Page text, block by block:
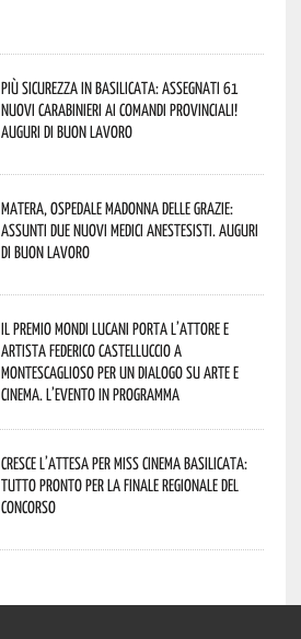
Più sicurezza in Basilicata: assegnati 61
nuovi Carabinieri ai Comandi provinciali!
Auguri di buon lavoro
Matera, Ospedale Madonna delle Grazie:
assunti due nuovi medici anestesisti. Auguri
di buon lavoro
Il Premio Mondi Lucani porta l’attore e
artista Federico Castelluccio a
Montescaglioso per un dialogo su arte e
cinema. L’evento in programma
Cresce l’attesa per Miss Cinema Basilicata:
tutto pronto per la finale regionale del
concorso